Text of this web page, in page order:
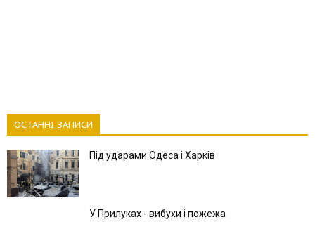
ОСТАННІ ЗАПИСИ
Під ударами Одеса і Харків
У Прилуках - вибухи і пожежа